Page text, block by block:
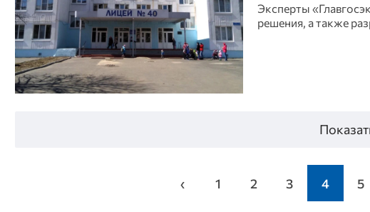
Эксперты
решения, а также
‹ 1 2 3 4 5